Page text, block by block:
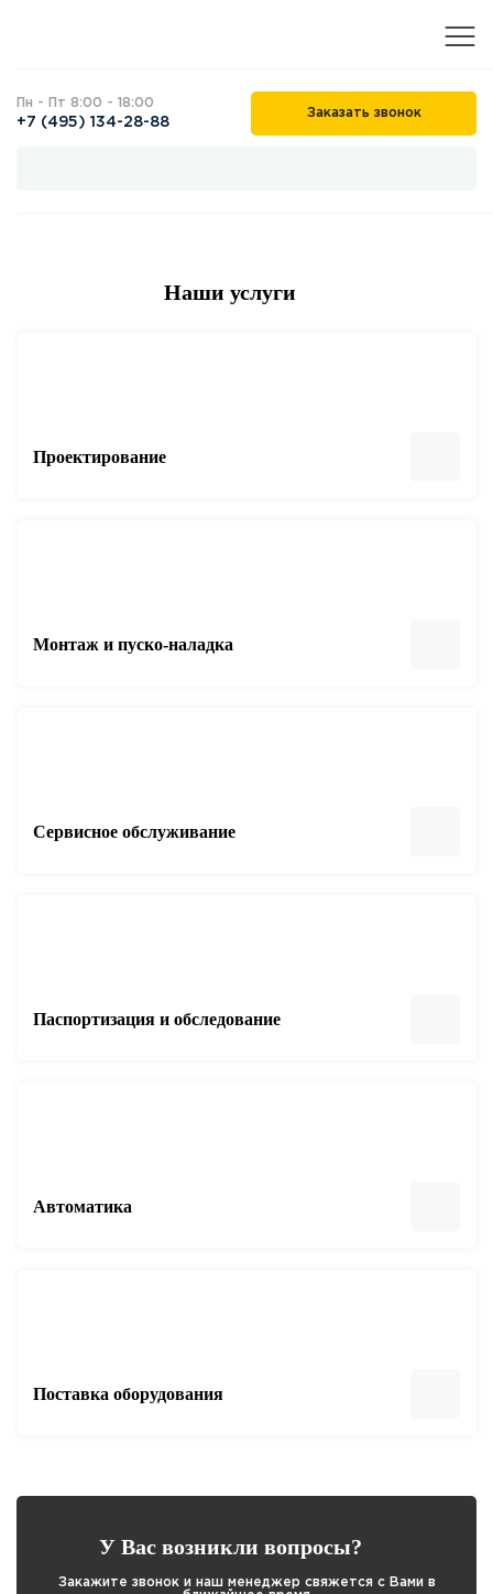
Пн - Пт 8:00 - 18:00
+7 (495) 134-28-88
Заказать звонок
Наши услуги
Проектирование
Монтаж и пуско-наладка
Сервисное обслуживание
Паспортизация и обследование
Автоматика
Поставка оборудования
У Вас возникли вопросы?
Закажите звонок и наш менеджер свяжется с Вами в